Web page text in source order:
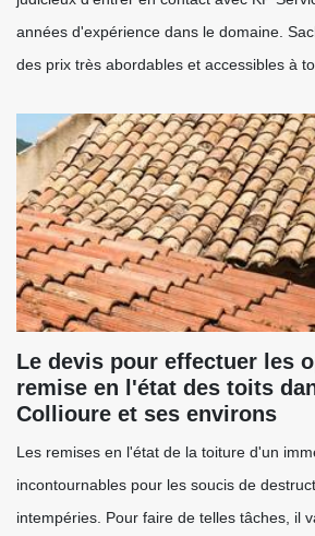
années d'expérience dans le domaine.
des prix très abordables et accessibles à
Le devis pour effectuer les
remise en l'état des toits
Collioure et ses environs
Les remises en l'état de la toiture d'un
incontournables pour les soucis de
intempéries. Pour faire de telles tâches, il